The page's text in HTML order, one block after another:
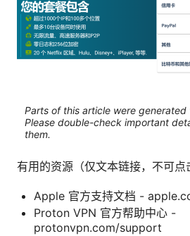
Parts of this article were generated
Please double-check important
them.
有用的资源（仅文本链接，不可点
Apple 官方支持文档 -
Proton VPN 官方帮助中心 -
protonvpn.com/support